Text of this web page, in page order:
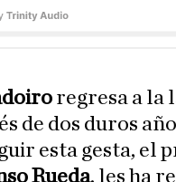
regresa a la
de dos duros
esta gesta, el
Rueda, les ha